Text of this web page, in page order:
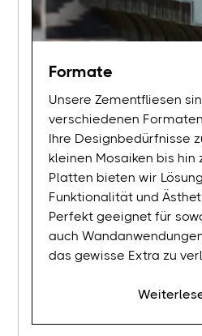
Formate
Unsere Zementfliesen
verschiedenen
Ihre Designbedürfnisse
kleinen Mosaiken bis
Platten bieten wir
Funktionalität und
Perfekt geeignet für
auch
das gewisse Extra zu